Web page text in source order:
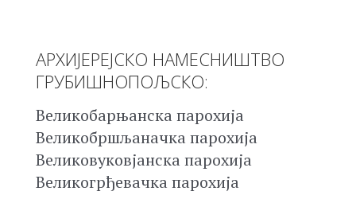
АРХИЈЕРЕЈСКО НАМЕСНИШТВО
ГРУБИШНОПОЉСКО:
Великобарњанска парохија
Великобршљаначка парохија
Великовуковјанска парохија
Великогрђевачка парохија